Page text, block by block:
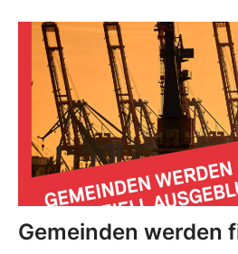
Gemeinden werden